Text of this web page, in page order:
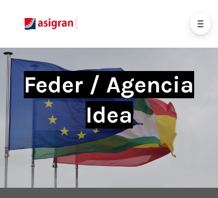
Feder / Agencia
Idea